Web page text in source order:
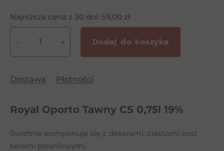
Najniższa cena z 30 dni: 59,00 zł
Royal
Tawny
0,75l
- + Dodaj do koszyka
Dostawa Płatności
Royal Oporto Tawny CS 0,75l 19%
Świetnie komponuje się z deserami, ciastami oraz
serami pleśniowymi.